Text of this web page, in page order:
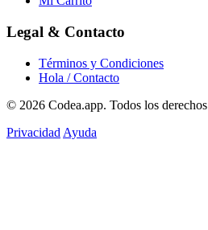
Legal & Contacto
Términos y Condiciones
Hola / Contacto
© 2026 Codea.app. Todos los
Privacidad Ayuda